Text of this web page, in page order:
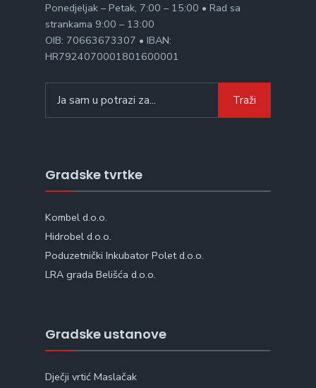
Ponedjeljak – Petak, 7:00 – 15:00 • Rad sa
strankama 9:00 – 13:00
OIB: 70663673307 • IBAN:
HR7924070001801600001
for:
Traži
Gradske tvrtke
Kombel d.o.o.
Hidrobel d.o.o.
Poduzetnički Inkubator Polet d.o.o.
LRA grada Belišća d.o.o.
Gradske ustanove
Dječji vrtić Maslačak